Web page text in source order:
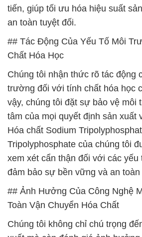
tiến, giúp tối ưu hóa hiệu suất
an toàn tuyệt đối.
## Tác Động Của Yếu Tố Môi
Chất Hóa Học
Chúng tôi nhận thức rõ tác động
trường đối với tính chất hóa học
vậy, chúng tôi đặt sự bảo vệ môi
tâm của mọi quyết định sản xuất
Hóa chất Sodium
Tripolyphosphate của chúng tôi
xem xét cẩn thận đối với các
đảm bảo sự bền vững và an
## Ảnh Hưởng Của Công Nghệ
Toàn Vận Chuyển Hóa Chất
Chúng tôi không chỉ chú trọng